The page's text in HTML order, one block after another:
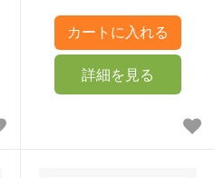
詳細を見る